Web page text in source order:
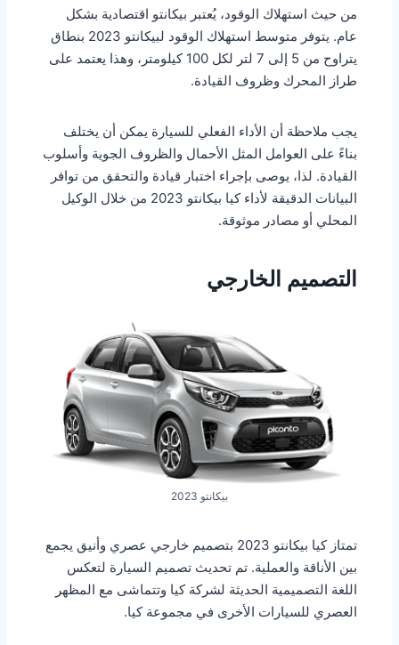
من حيث استهلاك الوقود، يُعتبر بيكانتو اقتصادية بشكل
عام. يتوفر متوسط استهلاك الوقود لبيكانتو 2023 بنطاق
يتراوح من 5 إلى 7 لتر لكل 100 كيلومتر، وهذا يعتمد على
طراز المحرك وظروف القيادة.
يجب ملاحظة أن الأداء الفعلي للسيارة يمكن أن يختلف
بناءً على العوامل المثل الأحمال والظروف الجوية وأسلوب
القيادة. لذا، يوصى بإجراء اختبار قيادة والتحقق من توافر
البيانات الدقيقة لأداء كيا بيكانتو 2023 من خلال الوكيل
المحلي أو مصادر موثوقة.
التصميم الخارجي
بيكانتو 2023
تمتاز كيا بيكانتو 2023 بتصميم خارجي عصري وأنيق يجمع
بين الأناقة والعملية. تم تحديث تصميم السيارة لتعكس
اللغة التصميمية الحديثة لشركة كيا وتتماشى مع المظهر
العصري للسيارات الأخرى في مجموعة كيا.